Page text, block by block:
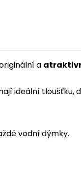
a
ideální tloušťku,
vodní dýmky.